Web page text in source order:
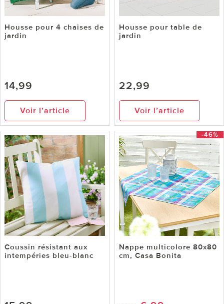
Housse pour 4 chaises de
jardin
14,99
Voir l’article
Housse pour table de
jardin
22,99
Voir l’article
Coussin résistant aux
intempéries bleu-blanc
-46%
Nappe multicolore 80x80
cm, Casa Bonita